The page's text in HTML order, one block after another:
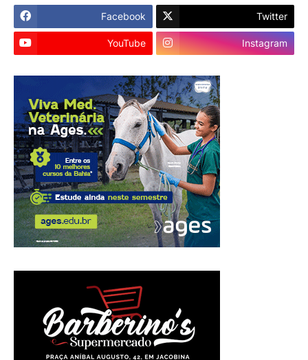
Facebook Twitter
YouTube Instagram